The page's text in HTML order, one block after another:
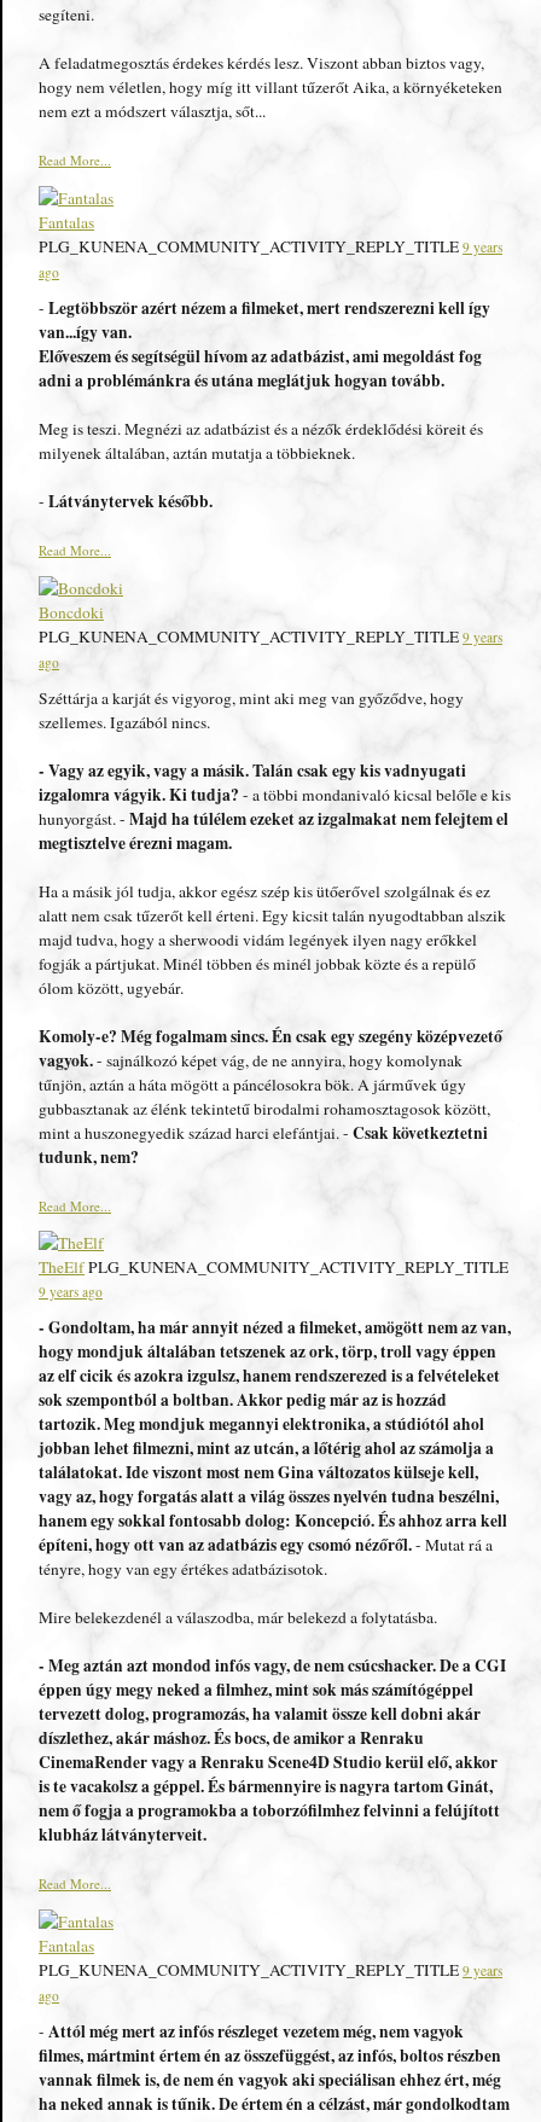
segíteni.
A feladatmegosztás érdekes kérdés lesz. Viszont abban biztos vagy,
hogy nem véletlen, hogy míg itt villant tűzerőt Aika, a környéketeken
nem ezt a módszert választja, sőt...
Read More...
Fantalas
PLG_KUNENA_COMMUNITY_ACTIVITY_REPLY_TITLE 9 years
ago
- Legtöbbször azért nézem a filmeket, mert rendszerezni kell így
van...így van.
Előveszem és segítségül hívom az adatbázist, ami megoldást fog
adni a problémánkra és utána meglátjuk hogyan tovább.
Meg is teszi. Megnézi az adatbázist és a nézők érdeklődési köreit és
milyenek általában, aztán mutatja a többieknek.
- Látványtervek később.
Read More...
Boncdoki
PLG_KUNENA_COMMUNITY_ACTIVITY_REPLY_TITLE 9 years
ago
Széttárja a karját és vigyorog, mint aki meg van győződve, hogy
szellemes. Igazából nincs.
- Vagy az egyik, vagy a másik. Talán csak egy kis vadnyugati
izgalomra vágyik. Ki tudja? - a többi mondanivaló kicsal belőle e kis
hunyorgást. - Majd ha túlélem ezeket az izgalmakat nem felejtem el
megtisztelve érezni magam.
Ha a másik jól tudja, akkor egész szép kis ütőerővel szolgálnak és ez
alatt nem csak tűzerőt kell érteni. Egy kicsit talán nyugodtabban alszik
majd tudva, hogy a sherwoodi vidám legények ilyen nagy erőkkel
fogják a pártjukat. Minél többen és minél jobbak közte és a repülő
ólom között, ugyebár.
Komoly-e? Még fogalmam sincs. Én csak egy szegény középvezető
vagyok.- sajnálkozó képet vág, de ne annyira, hogy komolynak
tűnjön, aztán a háta mögött a páncélosokra bök. A járművek úgy
gubbasztanak az élénk tekintetű birodalmi rohamosztagosok között,
mint a huszonegyedik század harci elefántjai. - Csak következtetni
tudunk, nem?
Read More...
TheElfPLG_KUNENA_COMMUNITY_ACTIVITY_REPLY_TITLE
9 years ago
- Gondoltam, ha már annyit nézed a filmeket, amögött nem az van,
hogy mondjuk általában tetszenek az ork, törp, troll vagy éppen
az elf cicik és azokra izgulsz, hanem rendszerezed is a felvételeket
sok szempontból a boltban. Akkor pedig már az is hozzád
tartozik. Meg mondjuk megannyi elektronika, a stúdiótól ahol
jobban lehet filmezni, mint az utcán, a lőtérig ahol az számolja a
találatokat. Ide viszont most nem Gina változatos külseje kell,
vagy az, hogy forgatás alatt a világ összes nyelvén tudna beszélni,
hanem egy sokkal fontosabb dolog: Koncepció. És ahhoz arra kell
építeni, hogy ott van az adatbázis egy csomó nézőről.- Mutat rá a
tényre, hogy van egy értékes adatbázisotok.
Mire belekezdenél a válaszodba, már belekezd a folytatásba.
- Meg aztán azt mondod infós vagy, de nem csúcshacker. De a CGI
éppen úgy megy neked a filmhez, mint sok más számítógéppel
tervezett dolog, programozás, ha valamit össze kell dobni akár
díszlethez, akár máshoz. És bocs, de amikor a Renraku
CinemaRender vagy a Renraku Scene4D Studio kerül elő, akkor
is te vacakolsz a géppel. És bármennyire is nagyra tartom Ginát,
nem ő fogja a programokba a toborzófilmhez felvinni a felújított
klubház látványterveit.
Read More...
Fantalas
PLG_KUNENA_COMMUNITY_ACTIVITY_REPLY_TITLE 9 years
ago
- Attól még mert az infós részleget vezetem még, nem vagyok
filmes, mártmint értem én az összefüggést, az infós, boltos részben
vannak filmek is, de nem én vagyok aki speciálisan ehhez ért, még
ha neked annak is tűnik. De értem én a célzást, már gondolkodtam